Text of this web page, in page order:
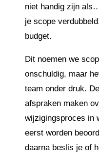
niet handig zijn
je scope
budget.
Dit noemen we
onschuldig, maar
team onder druk.
afspraken maken
wijzigingsproces in
eerst worden
daarna beslis je of